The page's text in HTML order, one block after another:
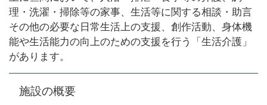
理・洗濯・掃除等の家事、生活等に関する相談・助言
その他の必要な日常生活上の支援、創作活動、身体機
能や生活能力の向上のための支援を行う「生活介護」
があります。
施設の概要